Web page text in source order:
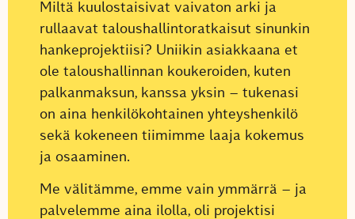
Miltä kuulostaisivat vaivaton arki ja
rullaavat taloushallintoratkaisut sinunkin
hankeprojektiisi? Uniikin asiakkaana et
ole taloushallinnan koukeroiden, kuten
palkanmaksun, kanssa yksin – tukenasi
on aina henkilökohtainen yhteyshenkilö
sekä kokeneen tiimimme laaja kokemus
ja osaaminen.
Me välitämme, emme vain ymmärrä – ja
palvelemme aina ilolla, oli projektisi